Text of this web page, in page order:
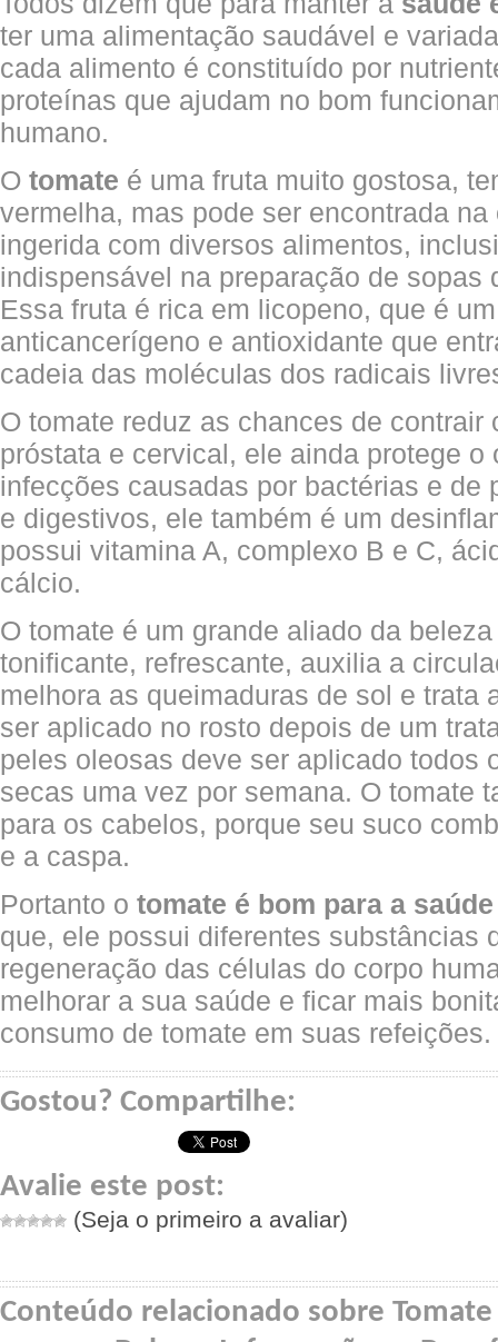
ter uma alimentação saudável e
cada alimento é constituído por
proteínas que ajudam no bom
humano.
O tomate é uma fruta muito gostosa,
vermelha, mas pode ser encontrada
ingerida com diversos alimentos,
indispensável na preparação de sopas
Essa fruta é rica em licopeno, que é
anticancerígeno e antioxidante que
cadeia das moléculas dos radicais
O tomate reduz as chances de contrair
próstata e cervical, ele ainda protege o
infecções causadas por bactérias e de
e digestivos, ele também é um
possui vitamina A, complexo B e C,
cálcio.
O tomate é um grande aliado da
tonificante, refrescante, auxilia a
melhora as queimaduras de sol e trata
ser aplicado no rosto depois de um
peles oleosas deve ser aplicado todos
secas uma vez por semana. O tomate
para os cabelos, porque seu suco
e a caspa.
Portanto o tomate é bom para a
que, ele possui diferentes substâncias
regeneração das células do corpo
melhorar a sua saúde e ficar mais
consumo de tomate em suas refeições.
Gostou? Compartilhe:
Avalie este post:
(Seja o primeiro a avaliar)
Conteúdo relacionado sobre Tomate